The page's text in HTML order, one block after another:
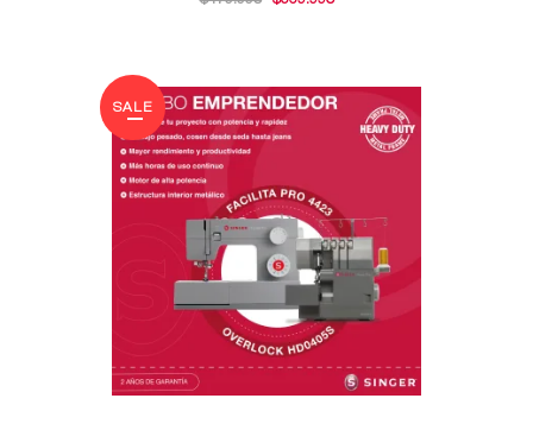
ERA:
$479.990.
ES:
$369.990.
SALE